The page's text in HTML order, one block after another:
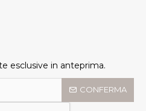
esclusive in anteprima.
CONFERMA